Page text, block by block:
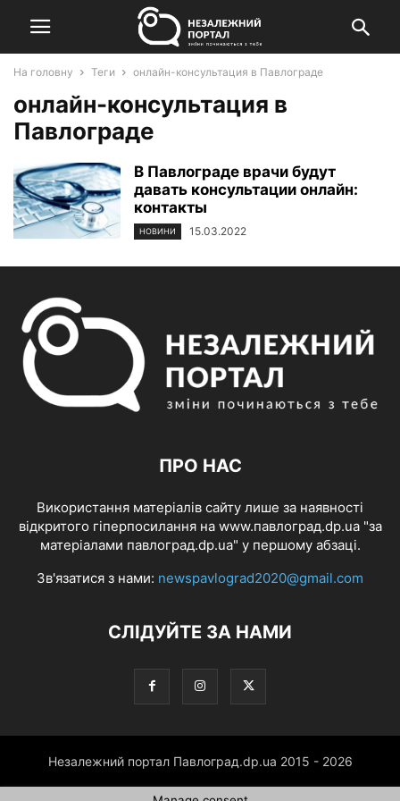
На головну Теги онлайн-консультация в Павлограде
онлайн-консультация в
Павлограде
В Павлограде врачи будут
давать консультации онлайн:
контакты
НОВИНИ 15.03.2022
ПРО НАС
Використання матеріалів сайту лише за наявності
відкритого гіперпосилання на www.павлоград.dp.ua "за
матеріалами павлоград.dp.ua" у першому абзаці.
Зв'язатися з нами: newspavlograd2020@gmail.com
СЛІДУЙТЕ ЗА НАМИ
Незалежний портал Павлоград.dp.ua 2015 - 2026